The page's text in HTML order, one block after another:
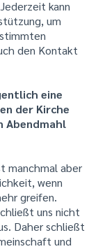
kann
um
den Kontakt
eine
der Kirche
Abendmahl
manchmal aber
wenn
greifen.
uns nicht
Daher schließt
und